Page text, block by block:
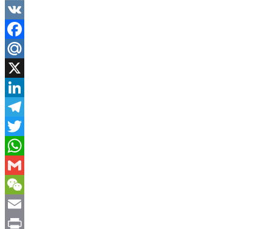
VK
Facebook
Mail.Ru
X
LinkedIn
Telegram
Twitter
WhatsApp
Gmail
WeChat
Email